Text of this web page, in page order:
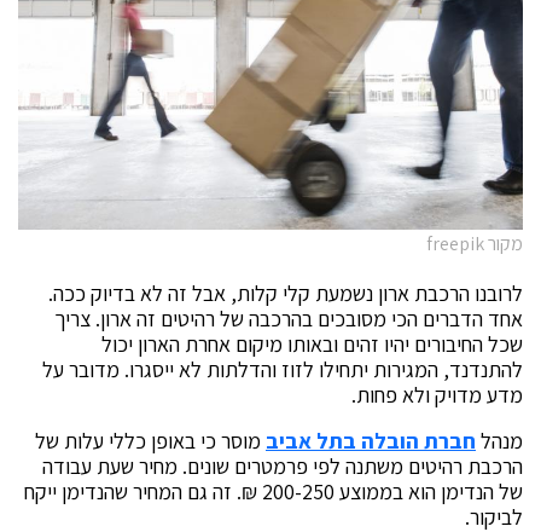
מקור freepik
לרובנו הרכבת ארון נשמעת קלי קלות, אבל זה לא בדיוק ככה.
אחד הדברים הכי מסובכים בהרכבה של רהיטים זה ארון. צריך
שכל החיבורים יהיו זהים ובאותו מיקום אחרת הארון יכול
להתנדנד, המגירות יתחילו לזוז והדלתות לא ייסגרו. מדובר על
מדע מדויק ולא פחות.
מנהל חברת הובלה בתל אביב מוסר כי באופן כללי עלות של
הרכבת רהיטים משתנה לפי פרמטרים שונים. מחיר שעת עבודה
של הנדימן הוא בממוצע 200-250 ₪. זה גם המחיר שהנדימן ייקח
לביקור.